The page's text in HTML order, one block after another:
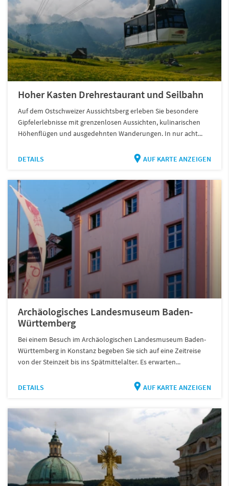
Hoher Kasten Drehrestaurant und Seilbahn
Auf dem Ostschweizer Aussichtsberg erleben Sie besondere
Gipfelerlebnisse mit grenzenlosen Aussichten, kulinarischen
Höhenflügen und ausgedehnten Wanderungen. In nur acht...
DETAILS AUF KARTE ANZEIGEN
Archäologisches Landesmuseum Baden-
Württemberg
Bei einem Besuch im Archäologischen Landesmuseum Baden-
Württemberg in Konstanz begeben Sie sich auf eine Zeitreise
von der Steinzeit bis ins Spätmittelalter. Es erwarten...
DETAILS AUF KARTE ANZEIGEN